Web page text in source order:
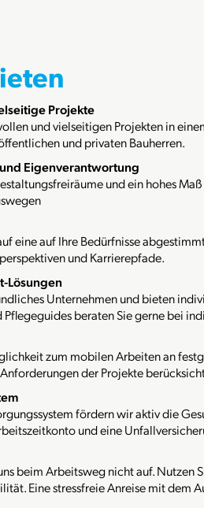
Projekte
und vielseitigen Projekten in
und privaten Bauherren.
Eigenverantwortung
und ein hohes
eine auf Ihre Bedürfnisse
und Karrierepfade.
Lösungen
Unternehmen und bieten
beraten Sie gerne bei
zum mobilen Arbeiten an
der Projekte
fördern wir aktiv die
und eine
beim Arbeitsweg nicht auf. Nutzen
Eine stressfreie Anreise mit dem